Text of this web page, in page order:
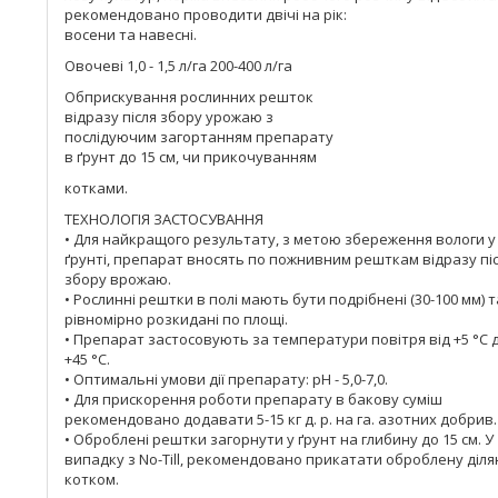
рекомендовано проводити двічі на рік:
восени та навесні.
Овочеві 1,0 - 1,5 л/га 200-400 л/га
Обприскування рослинних решток
відразу після збору урожаю з
послідуючим загортанням препарату
в ґрунт до 15 см, чи прикочуванням
котками.
ТЕХНОЛОГІЯ ЗАСТОСУВАННЯ
• Для найкращого результату, з метою збереження вологи у
ґрунті, препарат вносять по пожнивним решткам відразу
збору врожаю.
• Рослинні рештки в полі мають бути подрібнені (30-100 мм)
рівномірно розкидані по площі.
• Препарат застосовують за температури повітря від +5 °С
+45 °С.
• Оптимальні умови дії препарату: рН - 5,0-7,0.
• Для прискорення роботи препарату в бакову суміш
рекомендовано додавати 5-15 кг д. р. на га. азотних добрив.
• Оброблені рештки загорнути у ґрунт на глибину до 15 см. У
випадку з No-Till, рекомендовано прикатати оброблену
котком.